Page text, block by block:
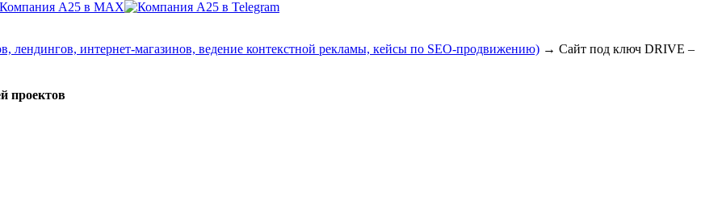
лендингов, интернет-магазинов, ведение контекстной рекламы, кейсы по SEO-продвижению) → Сайт под ключ DRIVE –
проектов